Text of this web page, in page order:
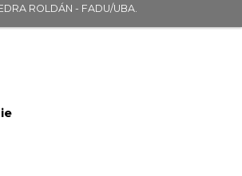
ROLDÁN - FADU/UBA.